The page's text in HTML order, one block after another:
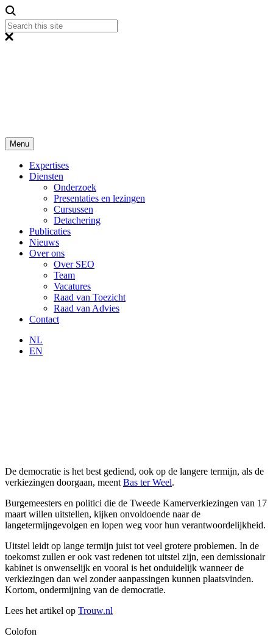
Menu
Expertises
Diensten
Onderzoek
Presentaties en lezingen
Cursussen
Detachering
Publicaties
Nieuws
Over ons
Over SEO
Team
Vacatures
Raad van Toezicht
Raad van Advies
Contact
NL
EN
De democratie is het best gediend, ook op de langere termijn, als de
verkiezingen doorgaan, meent Bas ter Weel.
Burgemeesters en politici die de Tweede Kamerverkiezingen van 17
maart willen uitstellen, kijken onvoldoende naar de
langetermijngevolgen en lopen weg voor hun verantwoordelijkheid.
Uitstel leidt op lange termijn juist tot veel grotere problemen. In de
toekomst zullen er ook vast redenen tot uitstel zijn, een demissionair
kabinet is onwenselijk en vooral is het onduidelijk wanneer de
verkiezingen dan wel zonder aanpassingen kunnen plaatsvinden.
Kortom, ondermijning van de democratie.
Lees het artikel op Trouw.nl
Colofon